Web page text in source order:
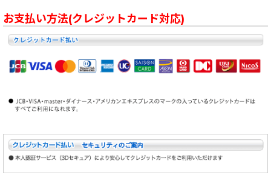
お支払い方法(クレジットカード対応)